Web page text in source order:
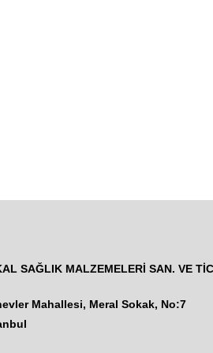
SAĞLIK MALZEMELERİ SAN. VE
Mahallesi, Meral Sokak, No:7